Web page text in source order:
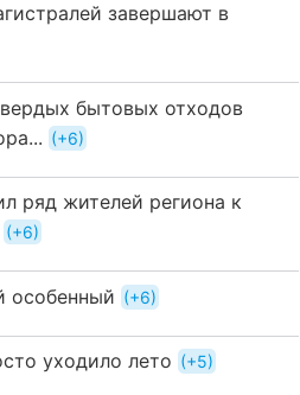
завершают в
бытовых отходов
+6
ряд жителей региона к
+6
особенный +6
уходило лето +5